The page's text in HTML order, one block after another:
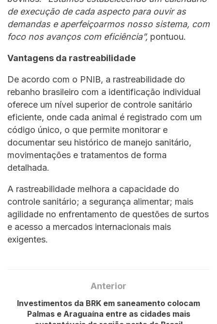
de execução de cada aspecto para ouvir as
demandas e aperfeiçoarmos nosso sistema, com
foco nos avanços com eficiência”, pontuou.
Vantagens da rastreabilidade
De acordo com o PNIB, a rastreabilidade do
rebanho brasileiro com a identificação individual
oferece um nível superior de controle sanitário
eficiente, onde cada animal é registrado com um
código único, o que permite monitorar e
documentar seu histórico de manejo sanitário,
movimentações e tratamentos de forma
detalhada.
A rastreabilidade melhora a capacidade do
controle sanitário; a segurança alimentar; mais
agilidade no enfrentamento de questões de surtos
e acesso a mercados internacionais mais
exigentes.
Anterior
Investimentos da BRK em saneamento colocam
Palmas e Araguaína entre as cidades mais